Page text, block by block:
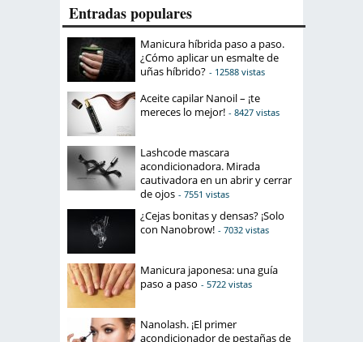
Entradas populares
Manicura híbrida paso a paso.
¿Cómo aplicar un esmalte de
uñas híbrido? - 12588 vistas
Aceite capilar Nanoil – ¡te
mereces lo mejor! - 8427 vistas
Lashcode mascara
acondicionadora. Mirada
cautivadora en un abrir y cerrar
de ojos - 7551 vistas
¿Cejas bonitas y densas? ¡Solo
con Nanobrow! - 7032 vistas
Manicura japonesa: una guía
paso a paso - 5722 vistas
Nanolash. ¡El primer
acondicionador de pestañas de